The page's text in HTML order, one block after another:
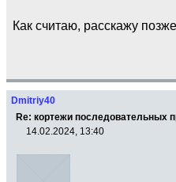
Как считаю, расскажу
Dmitriy40
Re: кортежи последовательных
14.02.2024, 13:40